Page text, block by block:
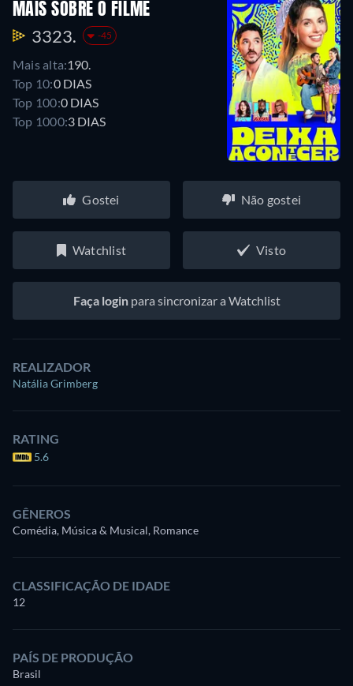
MAIS SOBRE O FILME
3323. -45
Mais alta:190.
Top 10:0 DIAS
Top 100:0 DIAS
Top 1000:3 DIAS
Gostei Não gostei
Watchlist Visto
Faça loginpara sincronizar a Watchlist
REALIZADOR
Natália Grimberg
RATING
5.6
GÊNEROS
Comédia, Música & Musical, Romance
CLASSIFICAÇÃO DE IDADE
12
PAÍS DE PRODUÇÃO
Brasil